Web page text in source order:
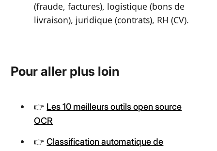
(fraude, factures), logistique (bons de
livraison), juridique (contrats), RH (CV).
Pour aller plus loin
👉 Les 10 meilleurs outils open source
OCR
👉Classification automatique de